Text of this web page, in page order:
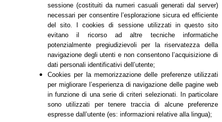
sessione (costituiti da numeri casuali generati dal server)
necessari per consentire l’esplorazione sicura ed efficiente
del sito. I cookies di sessione utilizzati in questo sito
evitano il ricorso ad altre tecniche informatiche
potenzialmente pregiudizievoli per la riservatezza della
navigazione degli utenti e non consentono l’acquisizione di
dati personali identificativi dell’utente;
Cookies per la memorizzazione delle preferenze utilizzati
per migliorare l’esperienza di navigazione delle pagine web
in funzione di una serie di criteri selezionati. In particolare
sono utilizzati per tenere traccia di alcune preferenze
espresse dall’utente (es: informazioni relative alla lingua);